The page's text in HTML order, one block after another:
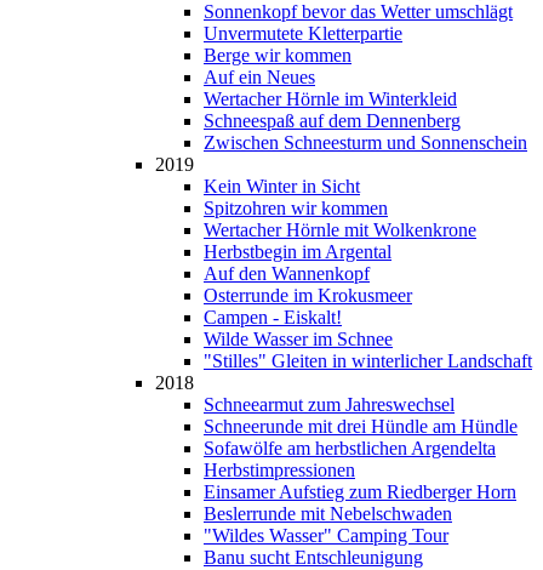
Sonnenkopf bevor das Wetter umschlägt
Unvermutete Kletterpartie
Berge wir kommen
Auf ein Neues
Wertacher Hörnle im Winterkleid
Schneespaß auf dem Dennenberg
Zwischen Schneesturm und Sonnenschein
2019
Kein Winter in Sicht
Spitzohren wir kommen
Wertacher Hörnle mit Wolkenkrone
Herbstbegin im Argental
Auf den Wannenkopf
Osterrunde im Krokusmeer
Campen - Eiskalt!
Wilde Wasser im Schnee
"Stilles" Gleiten in winterlicher Landschaft
2018
Schneearmut zum Jahreswechsel
Schneerunde mit drei Hündle am Hündle
Sofawölfe am herbstlichen Argendelta
Herbstimpressionen
Einsamer Aufstieg zum Riedberger Horn
Beslerrunde mit Nebelschwaden
"Wildes Wasser" Camping Tour
Banu sucht Entschleunigung